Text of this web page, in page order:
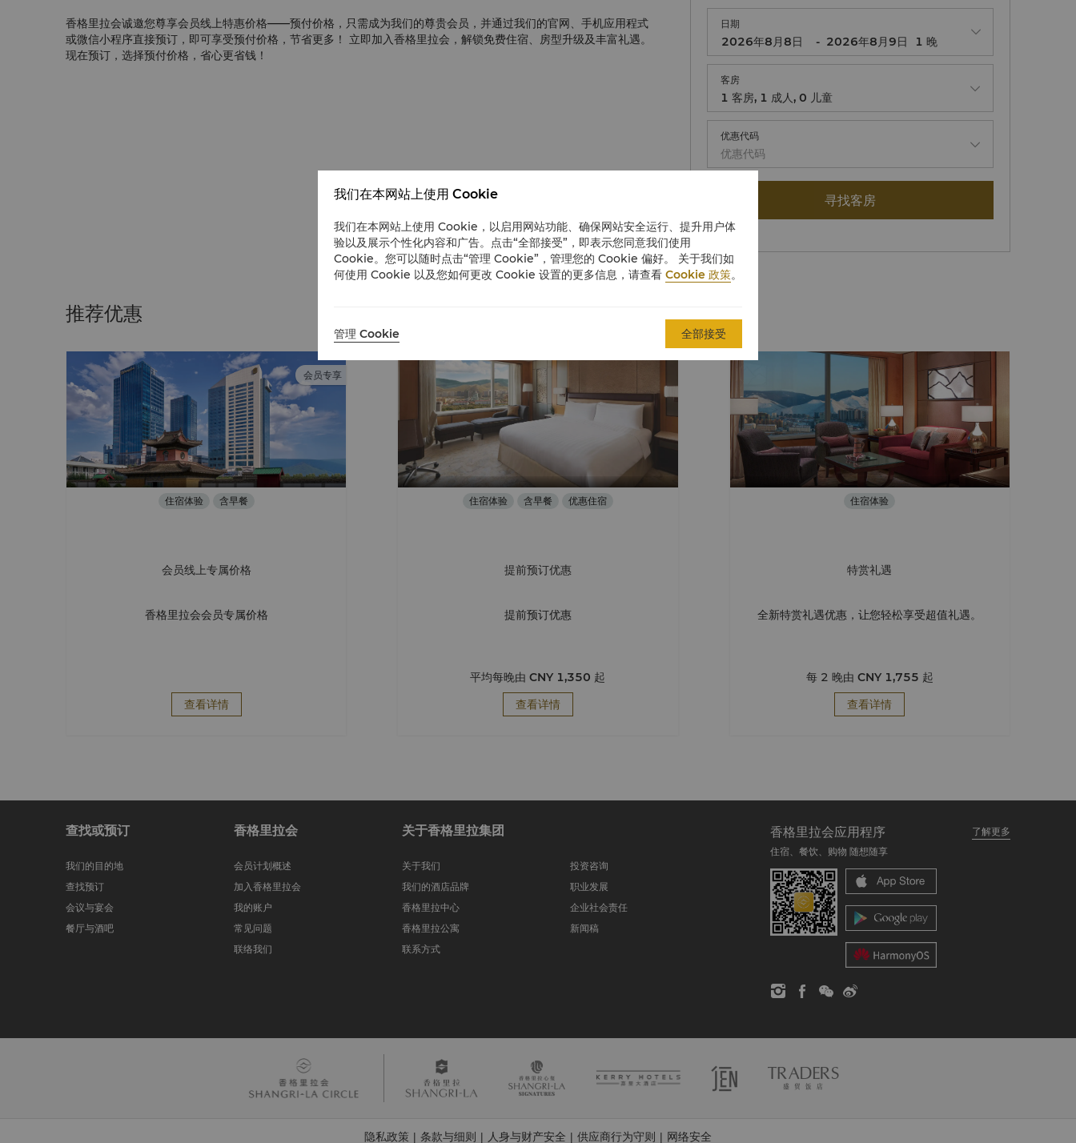
香格里拉会诚邀您尊享会员线上特惠价格——预付价格，只需成为我们的尊贵会员，并通过我们的官网、手机应用程式
或微信小程序直接预订，即可享受预付价格，节省更多！ 立即加入香格里拉会，解锁免费住宿、房型升级及丰富礼遇。
现在预订，选择预付价格，省心更省钱！
日期
- 1 晚
客房
1 客房, 1 成人, 0 儿童
优惠代码
优惠代码
寻找客房
推荐优惠
会员专享
住宿体验 含早餐
会员线上专属价格
香格里拉会会员专属价格
查看详情
住宿体验 含早餐 优惠住宿
提前预订优惠
提前预订优惠
平均每晚由CNY 1,350 起
查看详情
住宿体验
特赏礼遇
全新特赏礼遇优惠，让您轻松享受超值礼遇。
每 2 晚由 CNY 1,755 起
查看详情
查找或预订
我们的目的地
查找预订
会议与宴会
餐厅与酒吧
香格里拉会
会员计划概述
加入香格里拉会
我的账户
常见问题
联络我们
关于香格里拉集团
关于我们
我们的酒店品牌
香格里拉中心
香格里拉公寓
联系方式
投资咨询
职业发展
企业社会责任
新闻稿
香格里拉会应用程序
了解更多
住宿、餐饮、购物 随想随享
隐私政策 | 条款与细则 | 人身与财产安全 | 供应商行为守则 | 网络安全
我们在本网站上使用 Cookie
我们在本网站上使用 Cookie，以启用网站功能、确保网站安全运行、提升用户体
验以及展示个性化内容和广告。点击“全部接受”，即表示您同意我们使用
Cookie。您可以随时点击“管理 Cookie”，管理您的 Cookie 偏好。 关于我们如
何使用 Cookie 以及您如何更改 Cookie 设置的更多信息，请查看 Cookie 政策。
管理 Cookie 全部接受